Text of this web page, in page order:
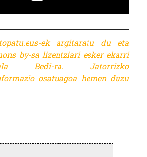
ek argitaratu du eta
by-sa lizentziari esker ekarri
Bedi-ra. Jatorrizko
osatuagoa hemen duzu